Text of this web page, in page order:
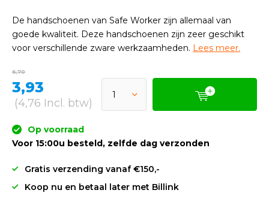
De handschoenen van Safe Worker zijn allemaal van
goede kwaliteit. Deze handschoenen zijn zeer geschikt
voor verschillende zware werkzaamheden. Lees meer.
6,70
3,93
(4,76 Incl. btw)
Op voorraad
Voor 15:00u besteld, zelfde dag verzonden
Gratis verzending vanaf €150,-
Koop nu en betaal later met Billink